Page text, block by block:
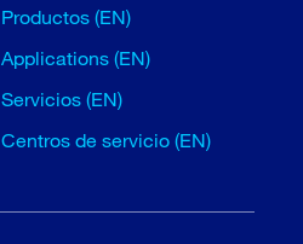
Productos (EN)
Applications (EN)
Servicios (EN)
Centros de servicio (EN)